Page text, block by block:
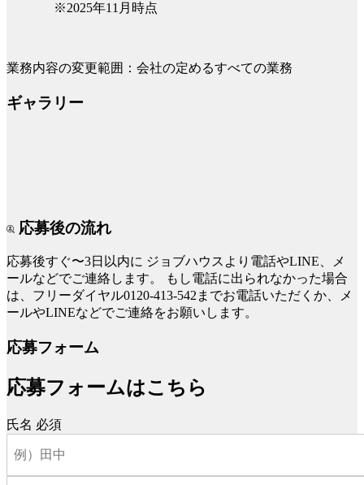
※2025年11月時点
業務内容の変更範囲：会社の定めるすべての業務
ギャラリー
応募後の流れ
応募後すぐ〜3日以内に ジョブハウスより電話やLINE、メ
ールなどでご連絡します。
もし電話に出られなかった場合
は、フリーダイヤル0120-413-542までお電話いただくか、メ
ールやLINEなどでご連絡をお願いします。
応募フォーム
応募フォームはこちら
氏名 必須